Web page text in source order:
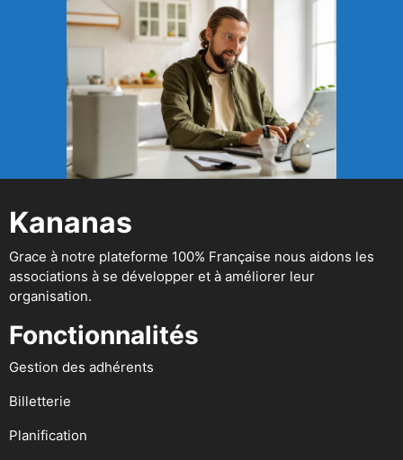
Kananas
Grace à notre plateforme 100% Française nous aidons les
associations à se développer et à améliorer leur
organisation.
Fonctionnalités
Gestion des adhérents
Billetterie
Planification